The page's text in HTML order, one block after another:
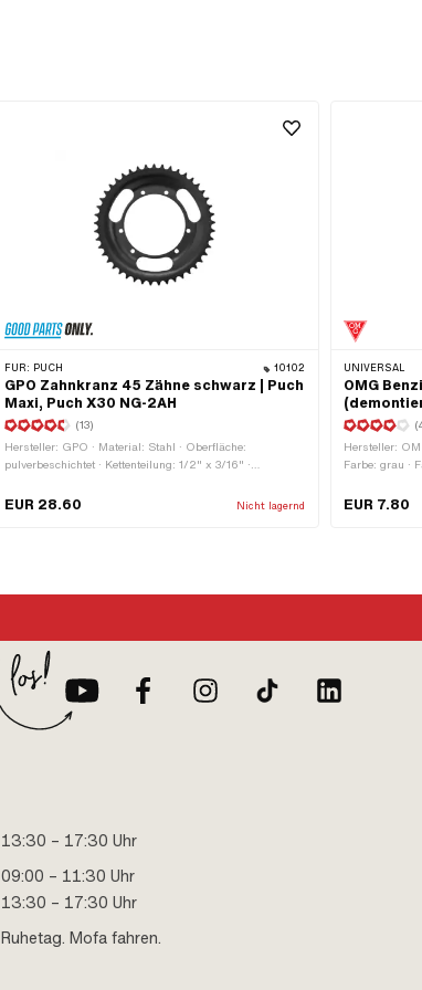
FÜR: PUCH 10102
GPO Zahnkranz 45 Zähne schwarz | Puch
Maxi, Puch X30 NG-2AH
(13)
Hersteller: GPO · Material: Stahl · Oberfläche:
pulverbeschichtet · Kettenteilung: 1/2" x 3/16" ·
105.5 mm · Ø innen: 94 mm · Ø Befestigungsloch: 6.7
EUR 28.60 Nicht lagernd
UNIVERSAL
OMG
Hersteller:
Farbe: grau ·
Filterart:
EUR 7.80
13:30 – 17:30 Uhr
09:00 – 11:30 Uhr
13:30 – 17:30 Uhr
Ruhetag. Mofa fahren.